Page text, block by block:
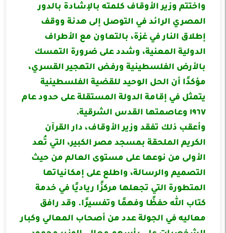
واختتم وزير الأوقاف كلمته بالإشادة بالدور
المصري الرائد في التوصل إلى هدنة ووقف
إطلاق النار في غزة، بالتعاون مع الأطراف
الدولية المعنية، وشدد على ضرورة التمسك
بالأرض الفلسطينية ورفض التهجير القسري،
مؤكدًا أن الحل الوحيد للقضية الفلسطينية
يتمثل في إقامة الدولة المستقلة على حدود عام
١٩٦٧ وعاصمتها القدس الشرقية.
وأعقب ذلك تفقد وزير الأوقاف، دار القرآن
الكريم الملحقة بمسجد مصر الكبير، التي تُعد
الأولى من نوعها على مستوى العالم من حيث
التصميم والرسالة، واطلع على إمكانياتها
المتطورة التي تجعلها مركزًا رياديًا في خدمة
كتاب الله حفظًا وفهمًا وتفسيرًا. وقد رافق
معاليه في الجولة عدد من أصحاب المعالي وكبار